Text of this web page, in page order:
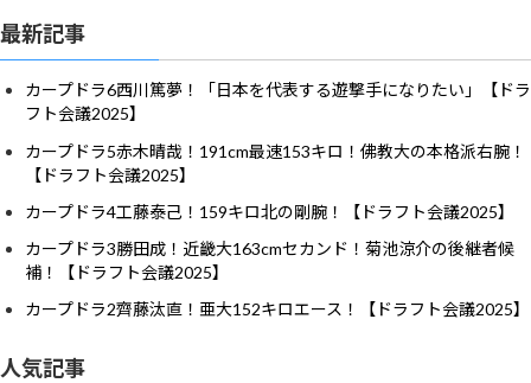
最新記事
カープドラ6西川篤夢！「日本を代表する遊撃手になりたい」【ドラ
フト会議2025】
カープドラ5赤木晴哉！191cm最速153キロ！佛教大の本格派右腕！
【ドラフト会議2025】
カープドラ4工藤泰己！159キロ北の剛腕！【ドラフト会議2025】
カープドラ3勝田成！近畿大163cmセカンド！菊池涼介の後継者候
補！【ドラフト会議2025】
カープドラ2齊藤汰直！亜大152キロエース！【ドラフト会議2025】
人気記事